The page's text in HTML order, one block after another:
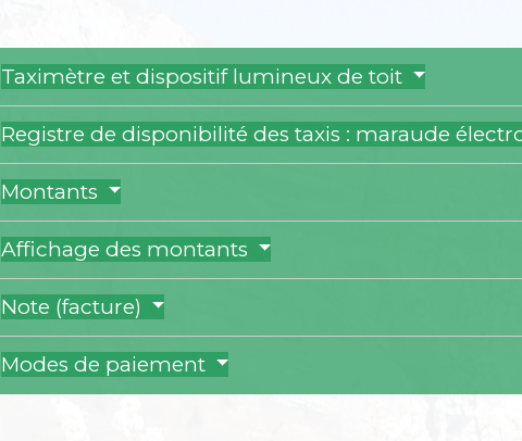
Taximètre et dispositif lumineux de toit
Registre de disponibilité des taxis : maraude
Montants
Affichage des montants
Note (facture)
Modes de paiement